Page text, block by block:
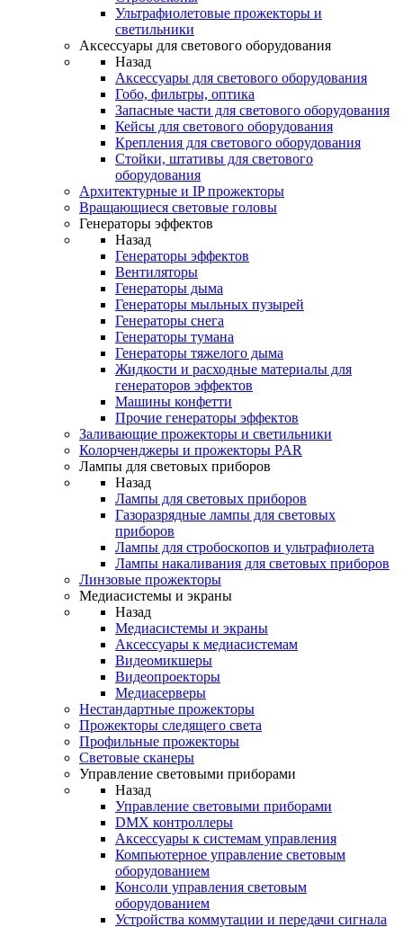
Ультрафиолетовые прожекторы и
светильники
Аксессуары для светового оборудования
Назад
Аксессуары для светового оборудования
Гобо, фильтры, оптика
Запасные части для светового оборудования
Кейсы для светового оборудования
Крепления для светового оборудования
Стойки, штативы для светового
оборудования
Архитектурные и IP прожекторы
Вращающиеся световые головы
Генераторы эффектов
Назад
Генераторы эффектов
Вентиляторы
Генераторы дыма
Генераторы мыльных пузырей
Генераторы снега
Генераторы тумана
Генераторы тяжелого дыма
Жидкости и расходные материалы для
генераторов эффектов
Машины конфетти
Прочие генераторы эффектов
Заливающие прожекторы и светильники
Колорченджеры и прожекторы PAR
Лампы для световых приборов
Назад
Лампы для световых приборов
Газоразрядные лампы для световых
приборов
Лампы для стробоскопов и ультрафиолета
Лампы накаливания для световых приборов
Линзовые прожекторы
Медиасистемы и экраны
Назад
Медиасистемы и экраны
Аксессуары к медиасистемам
Видеомикшеры
Видеопроекторы
Медиасерверы
Нестандартные прожекторы
Прожекторы следящего света
Профильные прожекторы
Световые сканеры
Управление световыми приборами
Назад
Управление световыми приборами
DMX контроллеры
Аксессуары к системам управления
Компьютерное управление световым
оборудованием
Консоли управления световым
оборудованием
Устройства коммутации и передачи сигнала